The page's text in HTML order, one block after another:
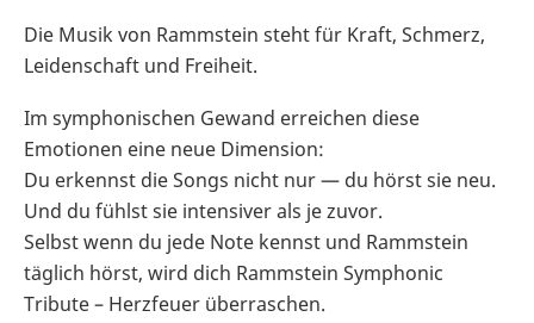
Die Musik von Rammstein steht für Kraft, Schmerz,
Leidenschaft und Freiheit.
Im symphonischen Gewand erreichen diese
Emotionen eine neue Dimension:
Du erkennst die Songs nicht nur — du hörst sie neu.
Und du fühlst sie intensiver als je zuvor.
Selbst wenn du jede Note kennst und Rammstein
täglich hörst, wird dich Rammstein Symphonic
Tribute – Herzfeuer überraschen.